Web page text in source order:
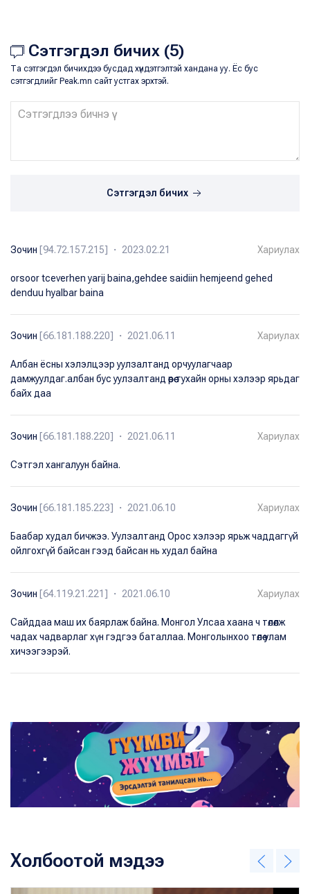
Сэтгэгдэл бичих (5)
Та сэтгэгдэл бичихдээ бусдад хүндэтгэлтэй хандана уу. Ёс бус
сэтгэгдлийг Peak.mn сайт устгах эрхтэй.
Сэтгэгдэл бичих
Зочин [94.72.157.215] ・ 2023.02.21 Хариулах
orsoor tceverhen yarij baina,gehdee saidiin hemjeend gehed
denduu hyalbar baina
Зочин [66.181.188.220] ・ 2021.06.11 Хариулах
Албан ёсны хэлэлцээр уулзалтанд орчуулагчаар
дамжуулдаг.албан бус уулзалтанд өөрөө тухайн орны хэлээр ярьдаг
байх даа
Зочин [66.181.188.220] ・ 2021.06.11 Хариулах
Сэтгэл хангалуун байна.
Зочин [66.181.185.223] ・ 2021.06.10 Хариулах
Баабар худал бичжээ. Уулзалтанд Орос хэлээр ярьж чаддаггүй
ойлгохгүй байсан гээд байсан нь худал байна
Зочин [64.119.21.221] ・ 2021.06.10 Хариулах
Сайддаа маш их баярлаж байна. Монгол Улсаа хаана ч төлөөлж
чадах чадварлаг хүн гэдгээ баталлаа. Монголынхоо төлөө улам
хичээгээрэй.
Холбоотой мэдээ